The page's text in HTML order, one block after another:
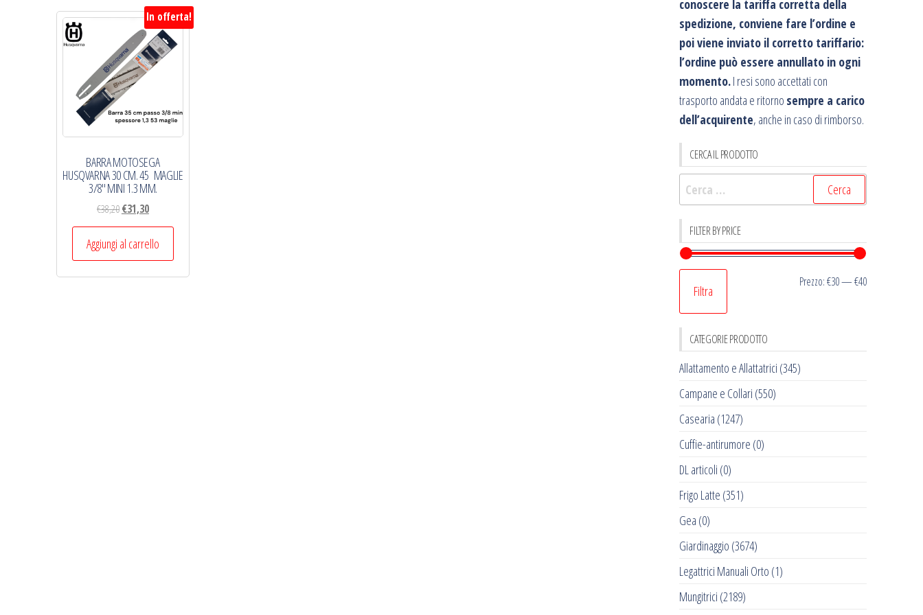
In offerta!
BARRA MOTOSEGA
HUSQVARNA 30 CM. 45 MAGLIE
3/8″ MINI 1.3 MM.
€38,20Il
prezzo
originale
era:
€38,20.
€31,30Il
prezzo
attuale
è:
€31,30.
Aggiungi al carrello
conoscere la tariffa corretta della
spedizione, conviene fare l’ordine e
poi viene inviato il corretto tariffario:
l’ordine può essere annullato in ogni
momento.I resi sono accettati con
trasporto andata e ritorno sempre a carico
dell’acquirente, anche in caso di rimborso.
CERCA IL PRODOTTO
Ricerca
per:
FILTER BY PRICE
Prezzo
Prezzo
Filtra
Prezzo:€30—€40
CATEGORIE PRODOTTO
Allattamento e Allattatrici (345)
Campane e Collari (550)
Casearia (1247)
Cuffie-antirumore (0)
DL articoli (0)
Frigo Latte (351)
Gea (0)
Giardinaggio (3674)
Legattrici Manuali Orto (1)
Mungitrici (2189)